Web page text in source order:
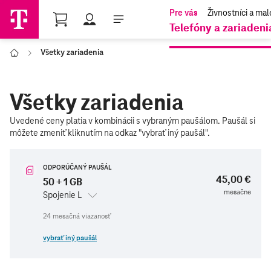
Shopping Cart
Telefóny a
Domov Všetky zariadenia
Všetky zariadenia
Uvedené ceny platia v kombinácii s vybraným paušálom. Paušál si
môžete zmeniť kliknutím na odkaz "vybrať iný paušál".
ODPORÚČANÝ PAUŠÁL
50 + 1 GB
Spojenie L
45,00 €
mesačne
vybrať iný paušál
nájdete
tu